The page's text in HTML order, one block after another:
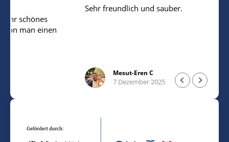
Sehr freundlich und sauber.
Mesut-Eren C
7 Dezember 2025